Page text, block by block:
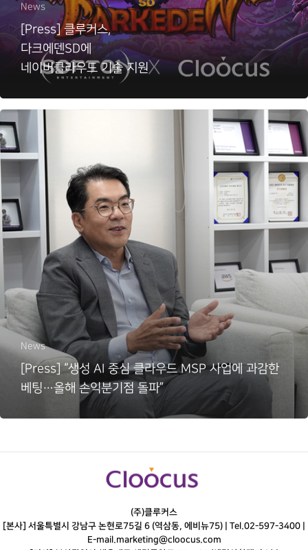
News
[Press] 클루커스,
다크에덴SD에
네이버클라우드 기술 지원
News
[Press] “생성 AI 중심 클라우드 MSP 사업에 과감한
베팅…올해 손익분기점 돌파”
(주)클루커스
[본사] 서울특별시 강남구 논현로75길 6 (역삼동, 에비뉴75) | Tel.02-597-3400
E-mail. marketing@cloocus.com